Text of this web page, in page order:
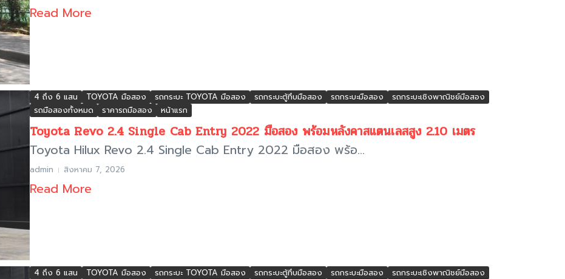
Read More
4 ถึง 6 แสน TOYOTA มือสอง รถกระบะ TOYOTA มือสอง รถกระบะตู้ทึบมือสอง รถกระบะมือสอง
รถกระบะเชิงพาณิชย์มือสอง
รถมือสองทั้งหมด
ราคารถมือสอง หน้าแรก
Toyota Revo 2.4 Single Cab Entry 2022 มือสอง พร้อมหลังคาสแตนเลสสูง 2.10 เมตร
Toyota Hilux Revo 2.4 Single Cab Entry 2022 มือสอง พร้อ...
admin สิงหาคม 7, 2026
Read More
4 ถึง 6 แสน TOYOTA มือสอง รถกระบะ TOYOTA มือสอง รถกระบะตู้ทึบมือสอง รถกระบะมือสอง
รถกระบะเชิงพาณิชย์มือสอง